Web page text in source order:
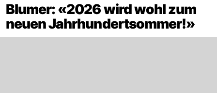
Blumer: «2026 wird wohl zum
neuen Jahrhundertsommer!»